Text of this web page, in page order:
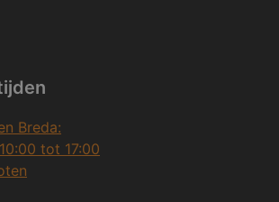
Breda:
tot 17:00